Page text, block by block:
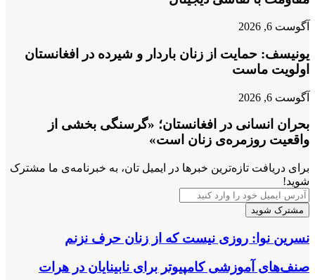
آگوست 6, 2026
یونیسف: حمایت از زنان باردار و شیرده در افغانستان
اولویت ماست
آگوست 6, 2026
بحران انسانی در افغانستان؛ «گرسنگی بخشی از
واقعیت روزمره‌ی زنان است»
برای دریافت تازه‌ترین خبرها در ایمیل تان، به خبرنامه‌ی ما مشترک
شوید!
آدرس
ایمیل
خود
را
وارد
نسرین
روزی
نیست
نسرین نوا: روزی نیست که از زنان حرف نزنم
صنف‌های
صنف‌های آموزشی کامپیوتر برای نابینایان در هرات